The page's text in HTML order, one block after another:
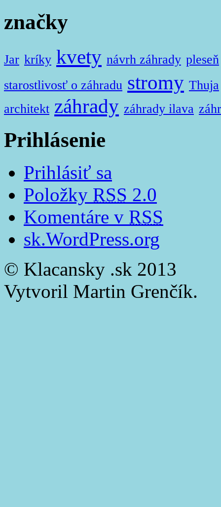
značky
Jar kríky kvety návrh záhrady pleseň
starostlivosť o záhradu stromy Thuja
architekt záhrady záhrady ilava
Prihlásenie
Prihlásiť sa
Položky RSS 2.0
Komentáre v RSS
sk.WordPress.org
© Klacansky .sk 2013
Vytvoril Martin Grenčík.